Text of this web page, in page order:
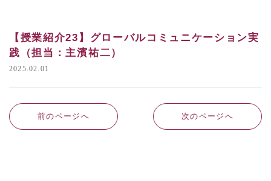
【授業紹介23】グローバルコミュニケーション実
践（担当：主濱祐二）
2025.02.01
次のページへ
前のページへ